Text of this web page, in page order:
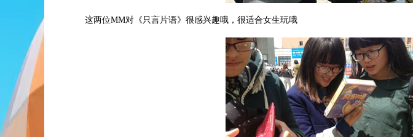
这两位MM对《只言片语》很感兴趣哦，很适合女生玩哦